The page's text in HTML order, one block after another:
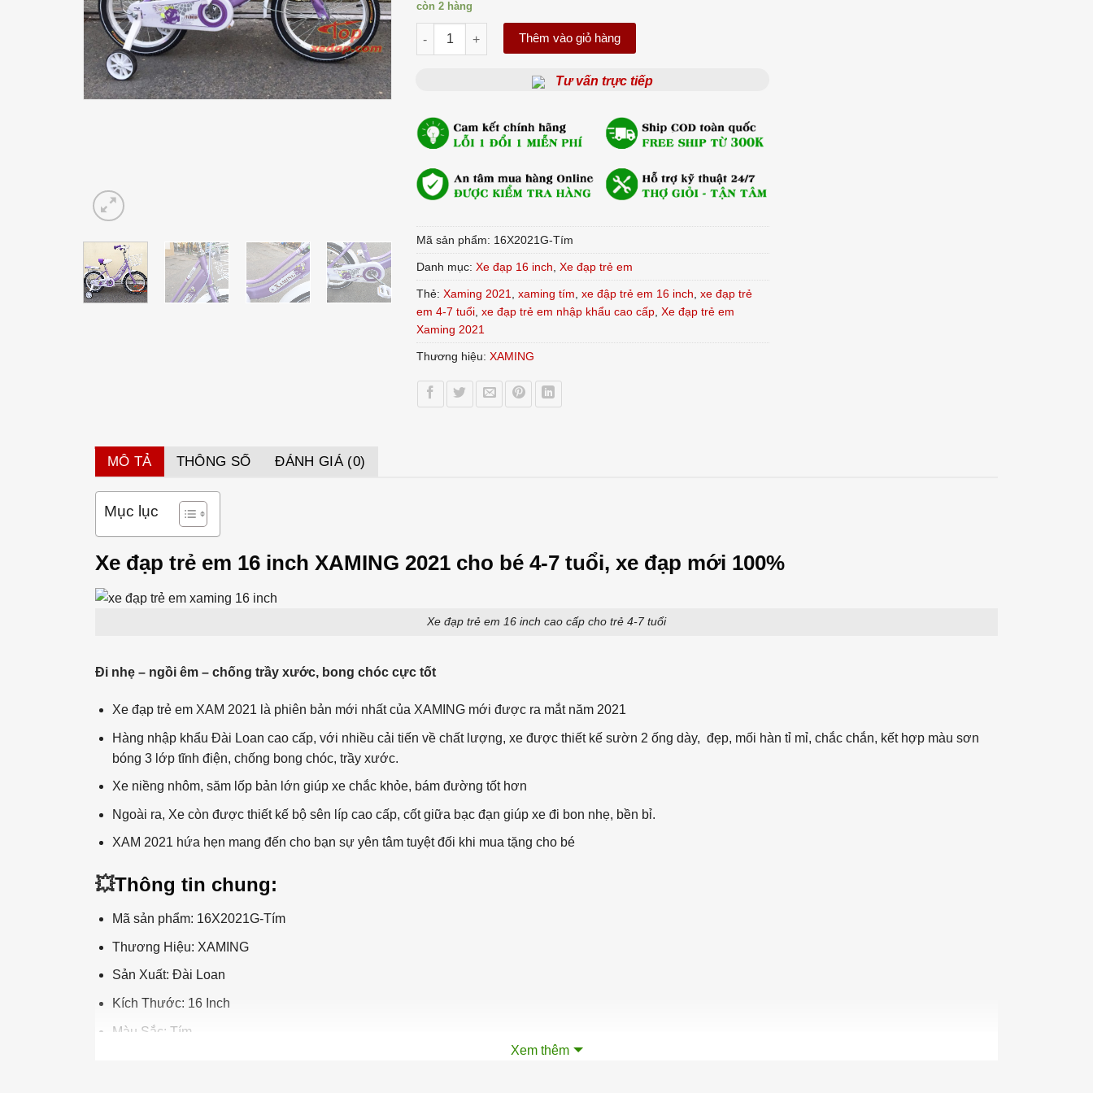
còn 2 hàng
Xe Đạp Trẻ Em 16 inch XAMING 2021 Nữ - Tím số lượng
Thêm vào giỏ hàng
Tư vấn trực tiếp
Mã sản phẩm: 16X2021G-Tím
Danh mục: Xe đạp 16 inch, Xe đạp trẻ em
Thẻ: Xaming 2021, xaming tím, xe đập trẻ em 16 inch, xe đạp trẻ
em 4-7 tuổi, xe đạp trẻ em nhập khẩu cao cấp, Xe đạp trẻ em
Xaming 2021
Thương hiệu: XAMING
MÔ TẢ THÔNG SỐ ĐÁNH GIÁ (0)
Mục lục
Xe đạp trẻ em 16 inch XAMING 2021 cho bé 4-7 tuổi, xe đạp mới 100%
Xe đạp trẻ em 16 inch cao cấp cho trẻ 4-7 tuổi
Đi nhẹ – ngồi êm – chống trầy xước, bong chóc cực tốt
Xe đạp trẻ em XAM 2021 là phiên bản mới nhất của XAMING mới được ra mắt năm 2021
Hàng nhập khẩu Đài Loan cao cấp, với nhiều cải tiến về chất lượng, xe được thiết kế sườn 2 ống dày, đẹp, mối hàn tỉ mỉ, chắc chắn, kết hợp màu sơn
bóng 3 lớp tĩnh điện, chống bong chóc, trầy xước.
Xe niềng nhôm, săm lốp bản lớn giúp xe chắc khỏe, bám đường tốt hơn
Ngoài ra, Xe còn được thiết kế bộ sên líp cao cấp, cốt giữa bạc đạn giúp xe đi bon nhẹ, bền bỉ.
XAM 2021 hứa hẹn mang đến cho bạn sự yên tâm tuyệt đối khi mua tặng cho bé
💥Thông tin chung:
Mã sản phẩm: 16X2021G-Tím
Thương Hiệu: XAMING
Sản Xuất: Đài Loan
Kích Thước: 16 Inch
Màu Sắc: Tím
Xem thêm